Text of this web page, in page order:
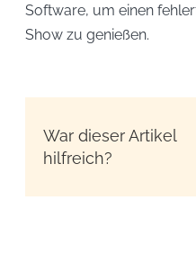
Software, um einen
Show zu genießen.
War dieser Artikel
hilfreich?